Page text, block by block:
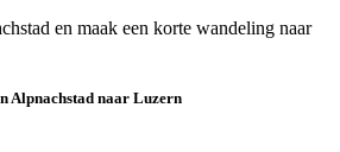
en maak een korte wandeling naar
Alpnachstad naar Luzern